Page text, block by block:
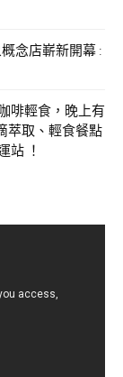
概念店嶄新開幕 :
啡輕食，晚上有
萃取、輕食餐點
站 ！